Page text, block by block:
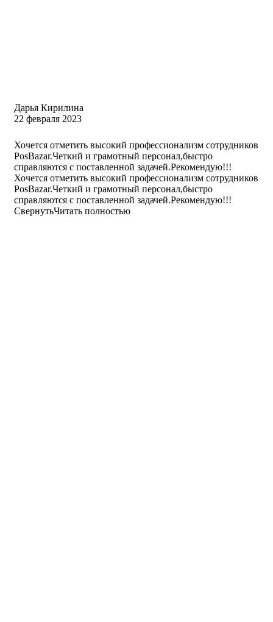
Дарья Кирилина
22 февраля 2023
Хочется отметить высокий профессионализм сотрудников
PosBazar.Четкий и грамотный персонал,быстро
справляются с поставленной задачей.Рекомендую!!!
Хочется отметить высокий профессионализм сотрудников
PosBazar.Четкий и грамотный персонал,быстро
справляются с поставленной задачей.Рекомендую!!!
СвернутьЧитать полностью